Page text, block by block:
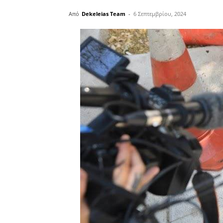
Από Dekeleias Team - 6 Σεπτεμβρίου, 2024